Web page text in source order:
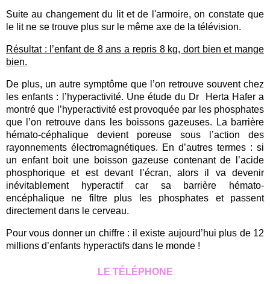
Suite au changement du lit et de l'armoire, on constate que
le lit ne se trouve plus sur le même axe de la télévision.
Résultat : l’enfant de 8 ans a repris 8 kg, dort bien et mange
bien.
De plus, un autre symptôme que l’on retrouve souvent chez
les enfants : l’hyperactivité. Une étude du Dr Herta Hafer a
montré que l’hyperactivité est provoquée par les phosphates
que l’on retrouve dans les boissons gazeuses. La barrière
hémato-céphalique devient poreuse sous l’action des
rayonnements électromagnétiques. En d’autres termes : si
un enfant boit une boisson gazeuse contenant de l’acide
phosphorique et est devant l’écran, alors il va devenir
inévitablement hyperactif car sa barrière hémato-
encéphalique ne filtre plus les phosphates et passent
directement dans le cerveau.
Pour vous donner un chiffre : il existe aujourd’hui plus de 12
millions d’enfants hyperactifs dans le monde !
LE TÉLÉPHONE